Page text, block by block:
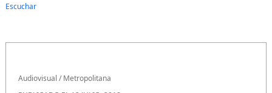
Escuchar
Audiovisual /Metropolitana